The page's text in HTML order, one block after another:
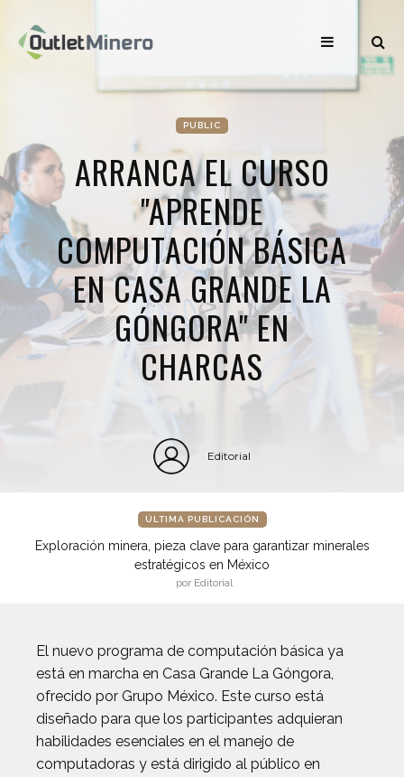
PUBLIC
ARRANCA EL CURSO
"APRENDE
COMPUTACIÓN BÁSICA
EN CASA GRANDE LA
GÓNGORA" EN
CHARCAS
Editorial
ÚLTIMA PUBLICACIÓN
Exploración minera, pieza clave para garantizar minerales
estratégicos en México
por Editorial
El nuevo programa de computación básica ya
está en marcha en Casa Grande La Góngora,
ofrecido por Grupo México. Este curso está
diseñado para que los participantes adquieran
habilidades esenciales en el manejo de
computadoras y está dirigido al público en